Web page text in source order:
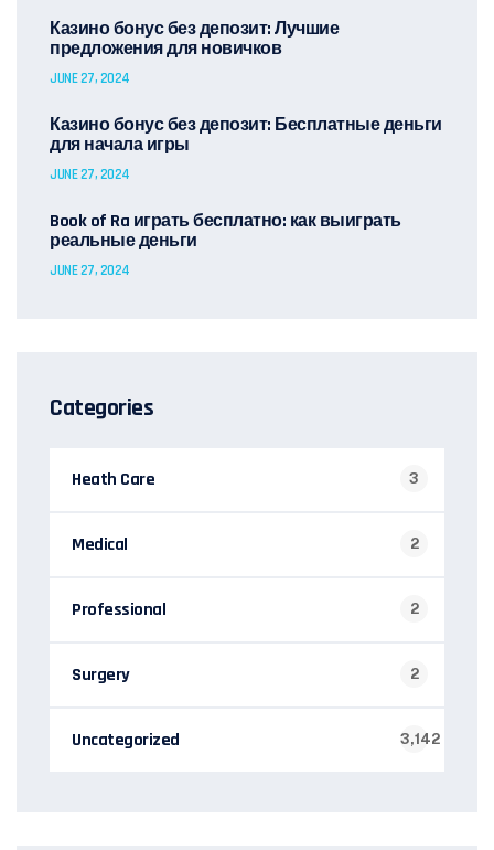
Казино бонус без депозит: Лучшие
предложения для новичков
JUNE 27, 2024
Казино бонус без депозит: Бесплатные деньги
для начала игры
JUNE 27, 2024
Book of Ra играть бесплатно: как выиграть
реальные деньги
JUNE 27, 2024
Categories
Heath Care 3
Medical 2
Professional 2
Surgery 2
Uncategorized 3,142